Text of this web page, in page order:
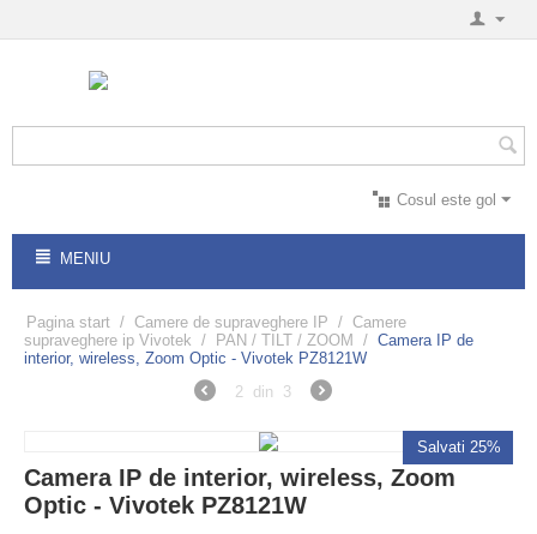
Cosul este gol
MENIU
Pagina start / Camere de supraveghere IP / Camere
supraveghere ip Vivotek / PAN / TILT / ZOOM / Camera IP de
interior, wireless, Zoom Optic - Vivotek PZ8121W
2
din 3
Salvati 25%
Camera IP de interior, wireless, Zoom
Optic - Vivotek PZ8121W